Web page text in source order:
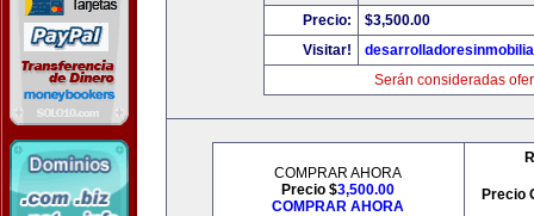
Precio:
$3,500.00
Visitar!
Serán consideradas
COMPRAR AHORA
Precio $3,500.00
COMPRAR AHORA
Precio